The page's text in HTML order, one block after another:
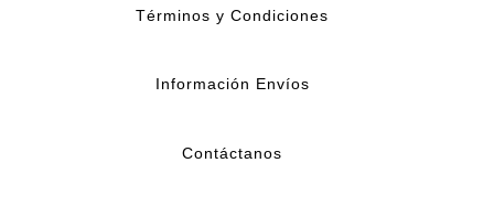
Términos y Condiciones
Información Envíos
Contáctanos